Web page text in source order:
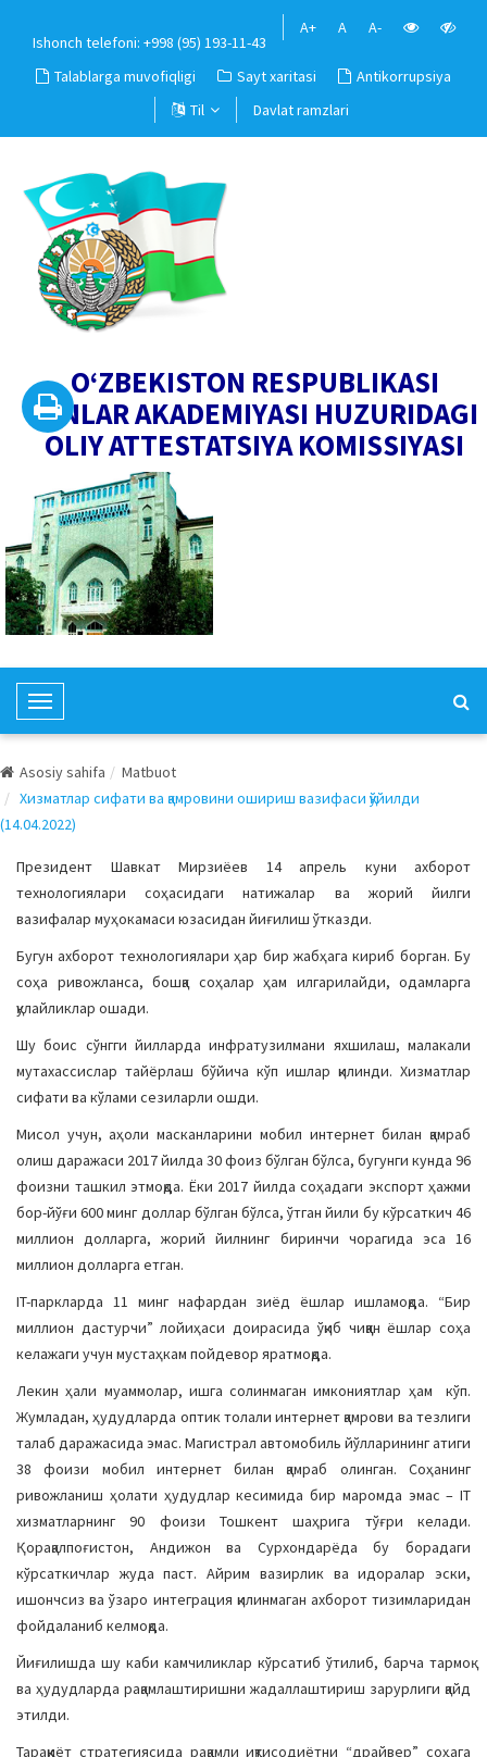
Ishonch telefoni: +998 (95) 193-11-43
A+ A A-
Talablarga muvofiqligi Sayt xaritasi
Antikorrupsiya
Til
Davlat ramzlari
O‘ZBEKISTON RESPUBLIKASI
FANLAR AKADEMIYASI HUZURIDAGI
OLIY ATTESTATSIYA KOMISSIYASI
T
o
g
l
e
N
a
v
g
a
t
o
n
Asosiy sahifa
Matbuot
Хизматлар сифати ва қамровини ошириш вазифаси қўйилди
(14.04.2022)
Президент Шавкат Мирзиёев 14 апрель куни ахборот
технологиялари соҳасидаги натижалар ва жорий йилги
вазифалар муҳокамаси юзасидан йиғилиш ўтказди.
Бугун ахборот технологиялари ҳар бир жабҳага кириб борган. Бу
соҳа ривожланса, бошқа соҳалар ҳам илгарилайди, одамларга
қулайликлар ошади.
Шу боис сўнгги йилларда инфратузилмани яхшилаш, малакали
мутахассислар тайёрлаш бўйича кўп ишлар қилинди. Хизматлар
сифати ва кўлами сезиларли ошди.
Мисол учун, аҳоли масканларини мобил интернет билан қамраб
олиш даражаси 2017 йилда 30 фоиз бўлган бўлса, бугунги кунда 96
фоизни ташкил этмоқда. Ёки 2017 йилда соҳадаги экспорт ҳажми
бор-йўғи 600 минг доллар бўлган бўлса, ўтган йили бу кўрсаткич 46
миллион долларга, жорий йилнинг биринчи чорагида эса 16
миллион долларга етган.
IT-паркларда 11 минг нафардан зиёд ёшлар ишламоқда. “Бир
миллион дастурчи” лойиҳаси доирасида ўқиб чиққан ёшлар соҳа
келажаги учун мустаҳкам пойдевор яратмоқда.
Лекин ҳали муаммолар, ишга солинмаган имкониятлар ҳам кўп.
Жумладан, ҳудудларда оптик толали интернет қамрови ва тезлиги
талаб даражасида эмас. Магистрал автомобиль йўлларининг атиги
38 фоизи мобил интернет билан қамраб олинган. Соҳанинг
ривожланиш ҳолати ҳудудлар кесимида бир маромда эмас – IT
хизматларнинг 90 фоизи Тошкент шаҳрига тўғри келади.
Қорақалпоғистон, Андижон ва Сурхондарёда бу борадаги
кўрсаткичлар жуда паст. Айрим вазирлик ва идоралар эски,
ишончсиз ва ўзаро интеграция қилинмаган ахборот тизимларидан
фойдаланиб келмоқда.
Йиғилишда шу каби камчиликлар кўрсатиб ўтилиб, барча тармоқ
ва ҳудудларда рақамлаштиришни жадаллаштириш зарурлиги қайд
этилди.
Тараққиёт стратегиясида рақамли иқтисодиётни “драйвер” соҳага